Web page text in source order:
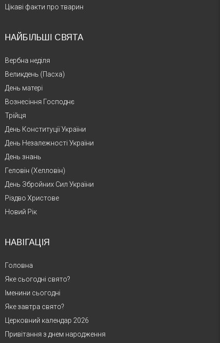
Цікаві факти про тварин
НАЙБІЛЬШІ СВЯТА
Вербна неділя
Великдень (Пасха)
День матері
Вознесіння Господнє
Трійця
День Конституції України
День Незалежності України
День знань
Геловін (Хелловін)
День Збройних Сил України
Різдво Христове
Новий Рік
НАВІГАЦІЯ
Головна
Яке сьогодні свято?
Іменини сьогодні
Яке завтра свято?
Церковний календар 2026
Привітання з днем народження